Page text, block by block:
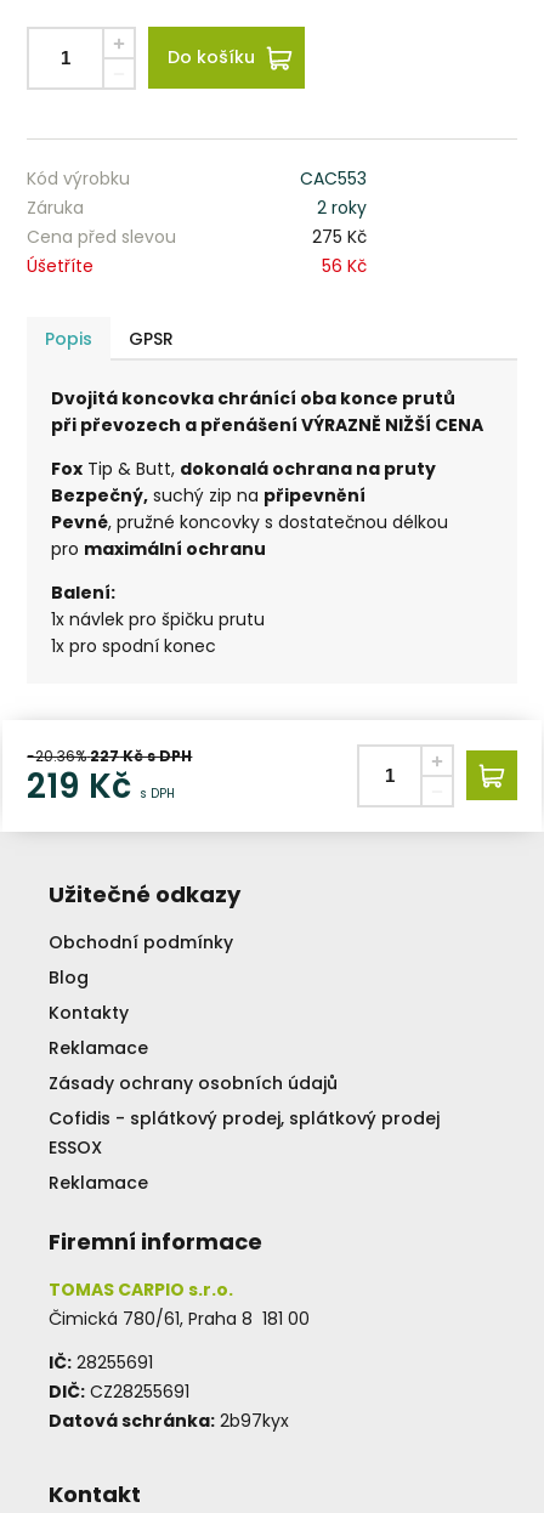
Do košíku
Kód výrobku
CAC553
Záruka
2 roky
Cena před slevou
275 Kč
Úšetříte
56 Kč
Popis GPSR
Dvojitá koncovka chránící oba konce prutů
při převozech a přenášení VÝRAZNĚ NIŽŠÍ CENA
Fox Tip & Butt, dokonalá ochrana na pruty
Bezpečný, suchý zip na připevnění
Pevné, pružné koncovky s dostatečnou délkou
pro maximální ochranu
Balení:
1x návlek pro špičku prutu
1x pro spodní konec
-20.36%227Kč s DPH
219 Kč s DPH
Užitečné odkazy
Obchodní podmínky
Blog
Kontakty
Reklamace
Zásady ochrany osobních údajů
Cofidis - splátkový prodej, splátkový prodej
ESSOX
Reklamace
Firemní informace
TOMAS CARPIO s.r.o.
Čimická 780/61, Praha 8 181 00
IČ: 28255691
DIČ: CZ28255691
Datová schránka: 2b97kyx
Kontakt